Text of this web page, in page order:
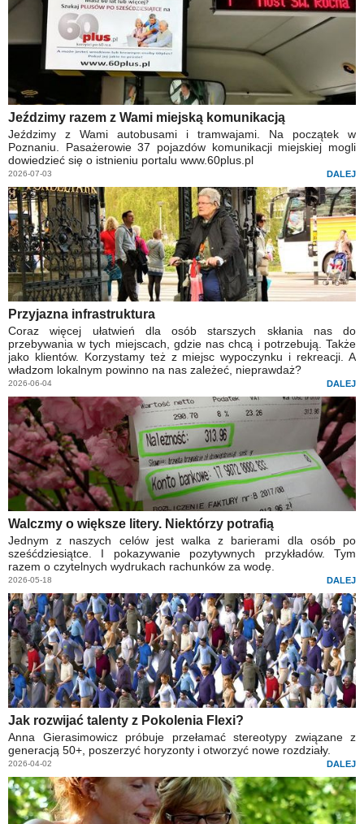
Jeździmy razem z Wami miejską komunikacją
Jeździmy z Wami autobusami i tramwajami. Na początek w
Poznaniu. Pasażerowie 37 pojazdów komunikacji miejskiej mogli
dowiedzieć się o istnieniu portalu www.60plus.pl
2026-07-03 DALEJ
Przyjazna infrastruktura
Coraz więcej ułatwień dla osób starszych skłania nas do
przebywania w tych miejscach, gdzie nas chcą i potrzebują. Także
jako klientów. Korzystamy też z miejsc wypoczynku i rekreacji. A
władzom lokalnym powinno na nas zależeć, nieprawdaż?
2026-06-04 DALEJ
Walczmy o większe litery. Niektórzy potrafią
Jednym z naszych celów jest walka z barierami dla osób po
sześćdziesiątce. I pokazywanie pozytywnych przykładów. Tym
razem o czytelnych wydrukach rachunków za wodę.
2026-05-18 DALEJ
Jak rozwijać talenty z Pokolenia Flexi?
Anna Gierasimowicz próbuje przełamać stereotypy związane z
generacją 50+, poszerzyć horyzonty i otworzyć nowe rozdziały.
2026-04-02 DALEJ